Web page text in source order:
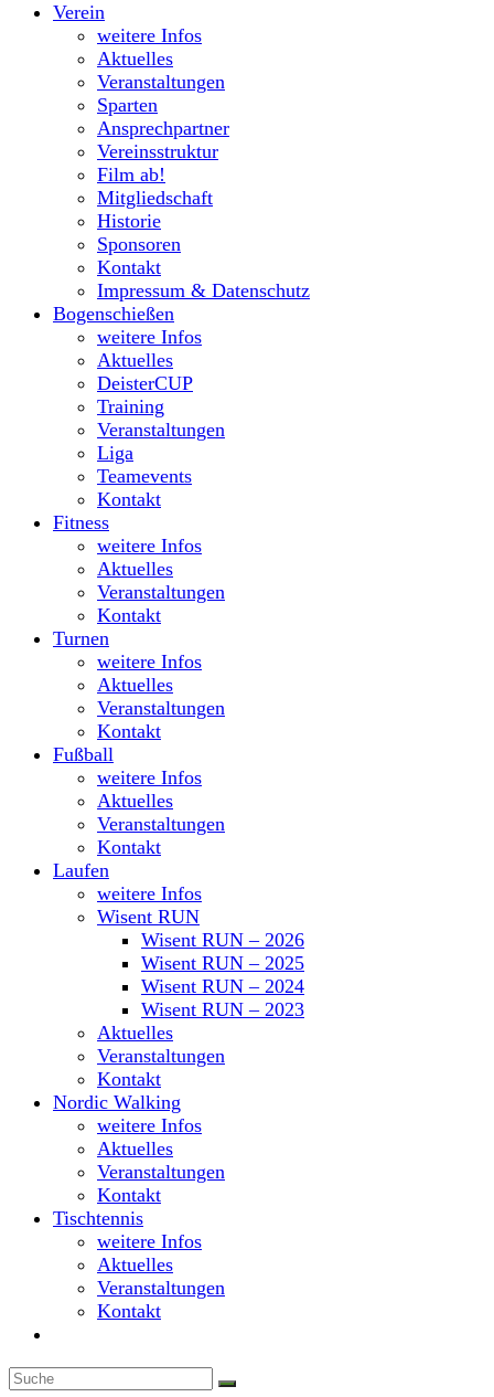
Verein
weitere Infos
Aktuelles
Veranstaltungen
Sparten
Ansprechpartner
Vereinsstruktur
Film ab!
Mitgliedschaft
Historie
Sponsoren
Kontakt
Impressum & Datenschutz
Bogenschießen
weitere Infos
Aktuelles
DeisterCUP
Training
Veranstaltungen
Liga
Teamevents
Kontakt
Fitness
weitere Infos
Aktuelles
Veranstaltungen
Kontakt
Turnen
weitere Infos
Aktuelles
Veranstaltungen
Kontakt
Fußball
weitere Infos
Aktuelles
Veranstaltungen
Kontakt
Laufen
weitere Infos
Wisent RUN
Wisent RUN – 2026
Wisent RUN – 2025
Wisent RUN – 2024
Wisent RUN – 2023
Aktuelles
Veranstaltungen
Kontakt
Nordic Walking
weitere Infos
Aktuelles
Veranstaltungen
Kontakt
Tischtennis
weitere Infos
Aktuelles
Veranstaltungen
Kontakt